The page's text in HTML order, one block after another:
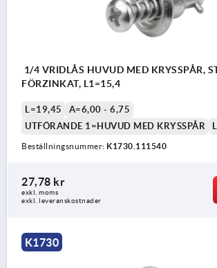
1/4 VRIDLÅS HUVUD MED KRYSSPÅR,
FÖRZINKAT, L1=15,4
L=19,45
A=6,00 - 6,75
UTFÖRANDE 1=HUVUD MED KRYSSPÅR
Beställningsnummer: K1730.111540
27,78 kr
exkl. moms
exkl. leveranskostnader
K1730